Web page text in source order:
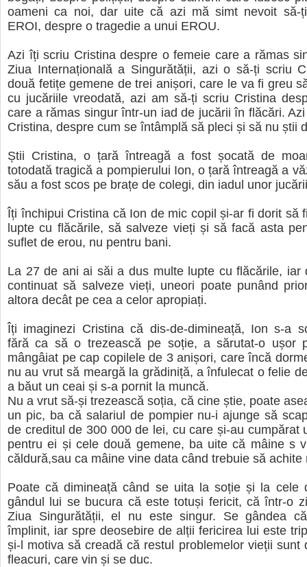
oameni ca noi, dar uite că azi mă simt nevoit să-
EROI, despre o tragedie a unui EROU.
Azi îți scriu Cristina despre o femeie care a rămas
Ziua Internațională a Singurătății, azi o să-ți scriu
două fetițe gemene de trei anișori, care le va fi greu
cu jucăriile vreodată, azi am să-ți scriu Cristina
care a rămas singur într-un iad de jucării în flăcări.
Cristina, despre cum se întâmplă să pleci și să nu știi
Știi Cristina, o țară întreagă a fost șocată de
totodată tragică a pompierului Ion, o țară întreagă a
său a fost scos pe brațe de colegi, din iadul unor
Îți închipui Cristina că Ion de mic copil și-ar fi dorit să
lupte cu flăcările, să salveze vieți și să facă asta
suflet de erou, nu pentru bani.
La 27 de ani ai săi a dus multe lupte cu flăcările, iar
continuat să salveze vieți, uneori poate punând
altora decât pe cea a celor apropiați.
Îți imaginezi Cristina că dis-de-dimineață, Ion s-a
fără ca să o trezească pe soție, a sărutat-o ușor
mângâiat pe cap copilele de 3 anișori, care încă
nu au vrut să meargă la grădiniță, a înfulecat o felie
a băut un ceai și s-a pornit la muncă.
Nu a vrut să-și trezească soția, că cine știe, poate
un pic, ba că salariul de pompier nu-i ajunge să
de creditul de 300 000 de lei, cu care și-au cumpărat
pentru ei și cele două gemene, ba uite că mâine s
căldură,sau ca mâine vine data când trebuie să achite
Poate că dimineață când se uita la soție și la cele
gândul lui se bucura că este totuși fericit, că într-o
Ziua Singurătății, el nu este singur. Se gândea
împlinit, iar spre deosebire de alții fericirea lui este
și-l motiva să creadă că restul problemelor vieții sunt
fleacuri, care vin și se duc.